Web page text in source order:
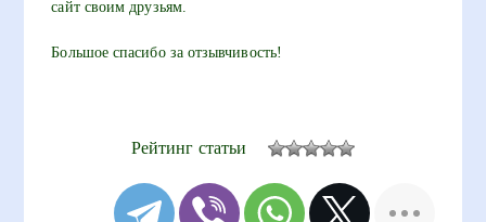
сайт своим друзьям.
Большое спасибо за отзывчивость!
Рейтинг статьи